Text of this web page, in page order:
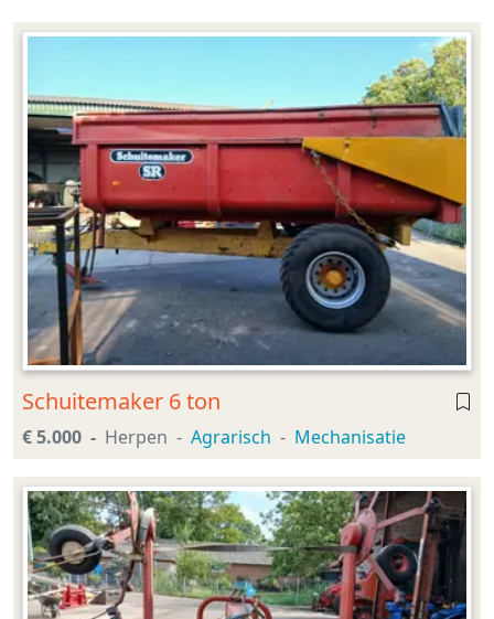
Schuitemaker 6 ton
€ 5.000 Herpen Agrarisch Mechanisatie